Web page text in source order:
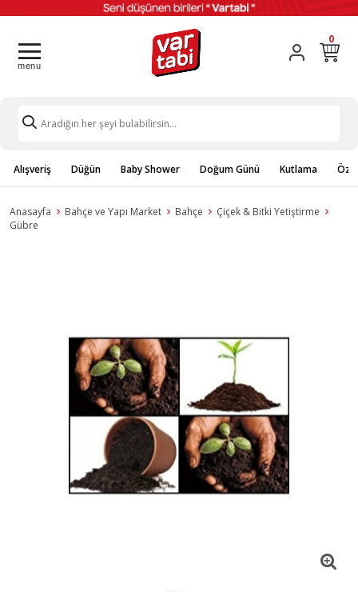
0
Alışveriş Düğün Baby Shower Doğum Günü Kutlama
Anasayfa Bahçe ve Yapı Market Bahçe
Çiçek & Bitki Yetiştirme
Gübre